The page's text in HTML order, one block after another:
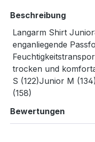
Beschreibung
Langarm Shirt
enganliegende
trocken und
S (122)Junior M
(158)
Bewertungen